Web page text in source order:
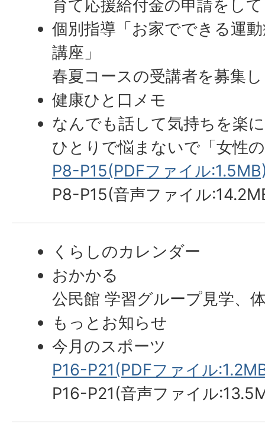
育て応援給付金の申請をし
個別指導「お家でできる運
講座」
春夏コースの受講者を募集
健康ひと口メモ
なんでも話して気持ちを楽
ひとりで悩まないで「女性
P8-P15(PDFファイル
P8-P15(音声ファイル
くらしのカレンダー
おかかる
公民館 学習グループ見学、
もっとお知らせ
今月のスポーツ
P16-P21(PDFファイル
P16-P21(音声ファイル